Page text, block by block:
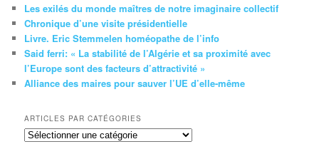
Les exilés du monde maîtres de notre imaginaire collectif
Chronique d’une visite présidentielle
Livre. Eric Stemmelen homéopathe de l’info
Said ferri: « La stabilité de l’Algérie et sa proximité avec
l’Europe sont des facteurs d’attractivité »
Alliance des maires pour sauver l’UE d’elle-même
ARTICLES PAR CATÉGORIES
Articles